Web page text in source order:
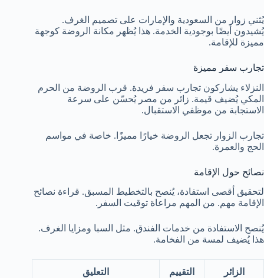
يُثني زوار من السعودية والإمارات على تصميم الغرف.
يُشيدون أيضًا بوجودية الخدمة. هذا يُظهر مكانة الروضة كوجهة
مميزة للإقامة.
تجارب سفر مميزة
النزلاء يشاركون تجارب سفر فريدة. قرب الروضة من الحرم
المكي يُضيف قيمة. زائر من مصر يُحسّن على سرعة
الاستجابة من موظفي الاستقبال.
تجارب الزوار تجعل الروضة خيارًا مميزًا. خاصة في مواسم
الحج والعمرة.
نصائح حول الإقامة
لتحقيق أقصى استفادة، يُنصح بالتخطيط المسبق. قراءة نصائح
الإقامة مهم. من المهم مراعاة توقيت السفر.
يُنصح الاستفادة من خدمات الفندق. مثل السبا ومزايا الغرف.
هذا يُضيف لمسة من الفخامة.
الزائر التقييم التعليق